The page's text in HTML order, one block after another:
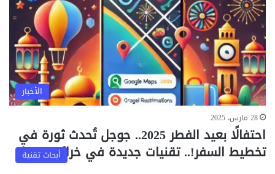
الأخبار
28 مارس، 2025
احتفالًا بعيد الفطر 2025.. جوجل تُحدث ثورة في
تخطيط السفر!.. تقنيات جديدة في خرائط جوجل
أبحاث تقنية